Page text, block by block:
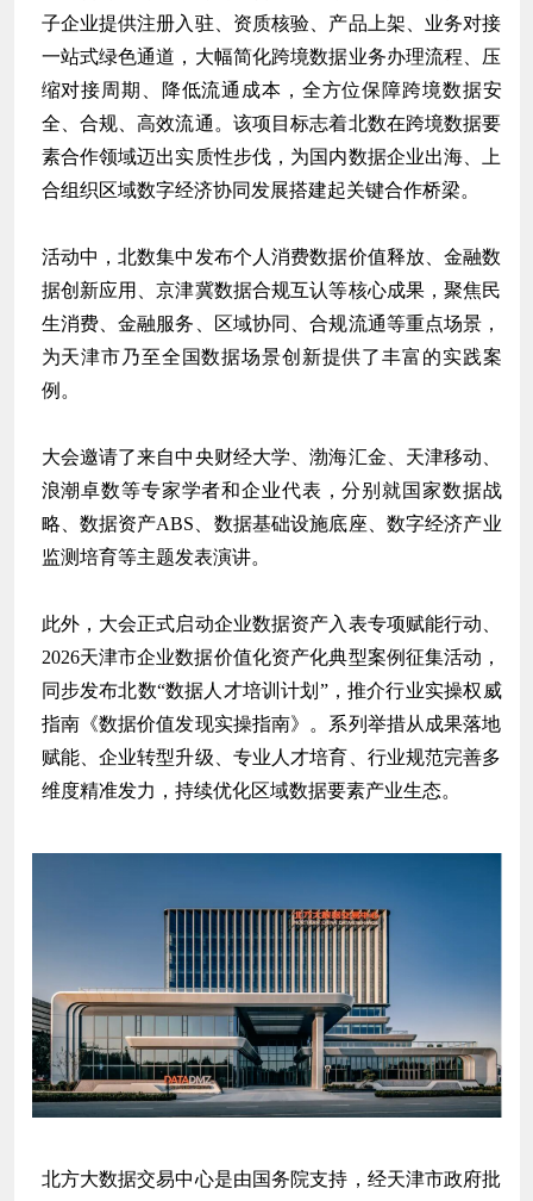
子企业提供注册入驻、资质核验、产品上架、业务对接
一站式绿色通道，大幅简化跨境数据业务办理流程、压
缩对接周期、降低流通成本，全方位保障跨境数据安
全、合规、高效流通。该项目标志着北数在跨境数据要
素合作领域迈出实质性步伐，为国内数据企业出海、上
合组织区域数字经济协同发展搭建起关键合作桥梁。
活动中，北数集中发布个人消费数据价值释放、金融数
据创新应用、京津冀数据合规互认等核心成果，聚焦民
生消费、金融服务、区域协同、合规流通等重点场景，
为天津市乃至全国数据场景创新提供了丰富的实践案
例。
大会邀请了来自中央财经大学、渤海汇金、天津移动、
浪潮卓数等专家学者和企业代表，分别就国家数据战
略、 数据资产ABS 、数据基础设施底座、数字经济产业
监测培育等主题发表演讲。
此外，大会正式启动企业数据资产入表专项赋能行动、
2026天津市企业数据价值化资产化典型案例征集活动，
同步发布北数“数据人才培训计划”，推介行业实操权威
指南《数据价值发现实操指南》。系列举措从成果落地
赋能、企业转型升级、专业人才培育、行业规范完善多
维度精准发力，持续优化区域数据要素产业生态。
北方大数据交易中心是由国务院支持，经天津市政府批